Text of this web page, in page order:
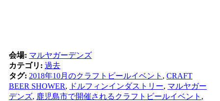
会場: マルヤガーデンズ
カテゴリ: 過去
タグ: 2018年10月のクラフトビールイベント , CRAFT
BEER SHOWER, ドルフィンインダストリー, マルヤガー
デンズ, 鹿児島市で開催されるクラフトビールイベント ,